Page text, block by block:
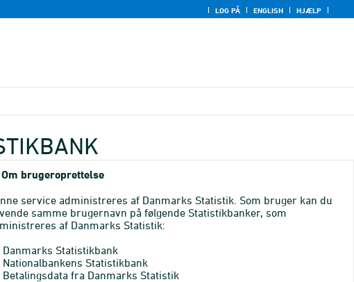
LOG PÅ ENGLISH HJÆLP
Om brugeroprettelse
service administreres af Danmarks Statistik. Som bruger kan du
samme brugernavn på følgende Statistikbanker, som
af Danmarks Statistik:
Danmarks Statistikbank
Nationalbankens Statistikbank
Betalingsdata fra Danmarks Statistik